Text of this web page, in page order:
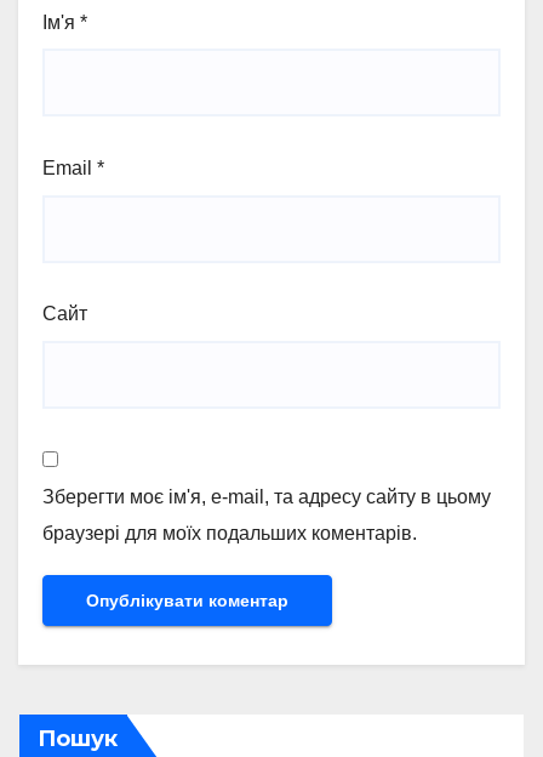
Ім'я *
Email *
Сайт
Зберегти моє ім'я, e-mail, та адресу сайту в цьому
браузері для моїх подальших коментарів.
Пошук